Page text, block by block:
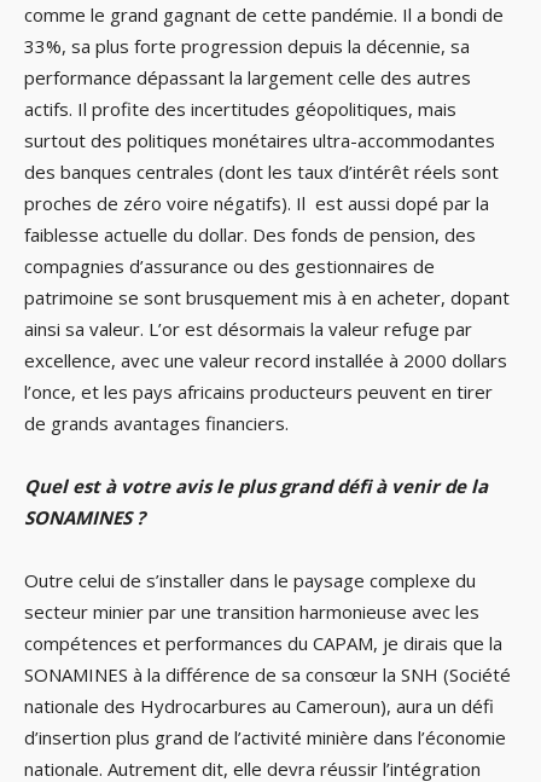
comme le grand gagnant de cette pandémie. Il a bondi de
33%, sa plus forte progression depuis la décennie, sa
performance dépassant la largement celle des autres
actifs. Il profite des incertitudes géopolitiques, mais
surtout des politiques monétaires ultra-accommodantes
des banques centrales (dont les taux d’intérêt réels sont
proches de zéro voire négatifs). Il est aussi dopé par la
faiblesse actuelle du dollar. Des fonds de pension, des
compagnies d’assurance ou des gestionnaires de
patrimoine se sont brusquement mis à en acheter, dopant
ainsi sa valeur. L’or est désormais la valeur refuge par
excellence, avec une valeur record installée à 2000 dollars
l’once, et les pays africains producteurs peuvent en tirer
de grands avantages financiers.
Quel est à votre avis le plus grand défi à venir de la
SONAMINES ?
Outre celui de s’installer dans le paysage complexe du
secteur minier par une transition harmonieuse avec les
compétences et performances du CAPAM, je dirais que la
SONAMINES à la différence de sa consœur la SNH (Société
nationale des Hydrocarbures au Cameroun), aura un défi
d’insertion plus grand de l’activité minière dans l’économie
nationale. Autrement dit, elle devra réussir l’intégration